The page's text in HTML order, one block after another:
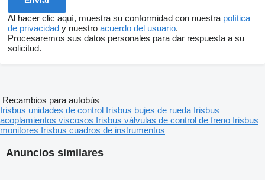
Al hacer clic aquí, muestra su conformidad con nuestra política
de privacidad y nuestro acuerdo del usuario.
Procesaremos sus datos personales para dar respuesta a su
solicitud.
Anuncios similares
Recambios para autobús
Irisbus unidades de control Irisbus bujes de rueda Irisbus
acoplamientos viscosos Irisbus válvulas de control de freno Irisbus
monitores Irisbus cuadros de instrumentos